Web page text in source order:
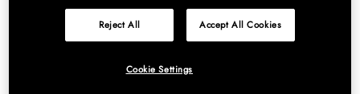
Reject All Accept All Cookies
Cookie Settings